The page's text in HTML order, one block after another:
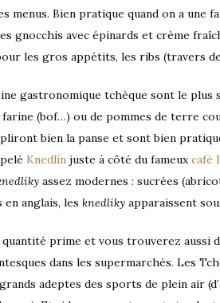
menus. Bien pratique quand on a une
gnocchis avec épinards et crème
les gros appétits, les ribs (travers
gastronomique tchèque sont le plus
farine (bof…) ou de pommes de terre
bien la panse et sont bien
Knedlín juste à côté du fameuxcafé
assez modernes : sucrées
anglais, les knedlíky apparaissent
quantité prime et vous trouverez aussi
dans les supermarchés. Les
adeptes des sports de plein air